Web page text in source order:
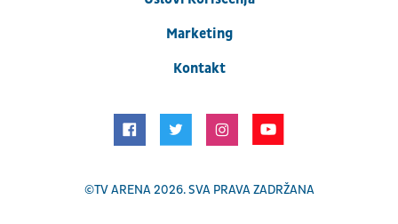
Marketing
Kontakt
©TV ARENA2026. SVA PRAVA ZADRŽANA